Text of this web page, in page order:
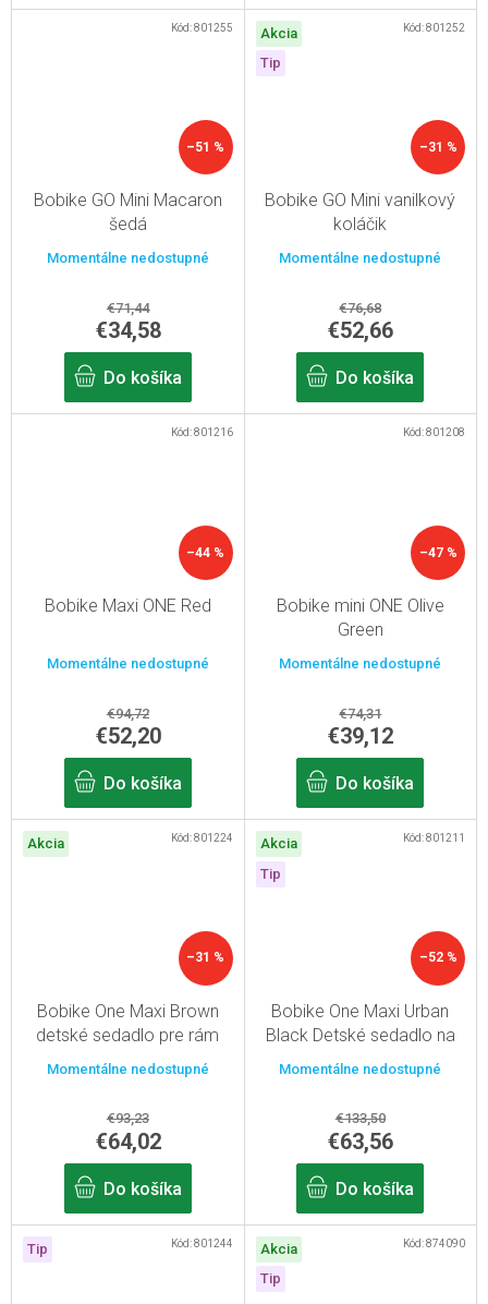
–51 %
Bobike GO Mini Macaron
šedá
Momentálne nedostupné
€71,44
€34,58
Do košíka
Kód:801255
Akcia
Tip
–31 %
Bobike GO Mini vanilkový
koláčik
Momentálne nedostupné
€76,68
€52,66
Do košíka
Kód:801252
–44 %
Bobike Maxi ONE Red
Momentálne nedostupné
€94,72
€52,20
Do košíka
Kód:801216
–47 %
Bobike mini ONE Olive
Green
Momentálne nedostupné
€74,31
€39,12
Do košíka
Kód:801208
Akcia
–31 %
Bobike One Maxi Brown
detské sedadlo pre rám
sedadlovej rúrky
Momentálne nedostupné
€93,23
€64,02
Do košíka
Kód:801224
Akcia
Tip
–52 %
Bobike One Maxi Urban
Black Detské sedadlo na
bicykel pre rám sedlovej
Momentálne nedostupné
€133,50
€63,56
Do košíka
Kód:801211
Tip Kód:801244
Akcia
Tip
Kód:874090